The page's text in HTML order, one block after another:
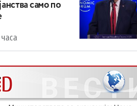
само по